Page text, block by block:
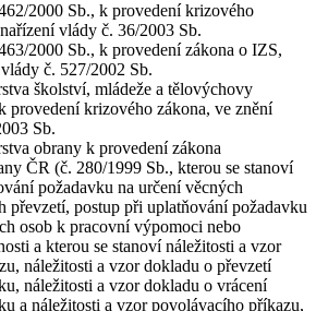
2000 Sb., k provedení krizového
vlády č. 36/2003 Sb.
2000 Sb., k provedení zákona o IZS,
č. 527/2002 Sb.
školství, mládeže a tělovýchovy
provedení krizového zákona, ve znění
Sb.
obrany k provedení zákona
ČR (č. 280/1999 Sb., kterou se stanoví
požadavku na určení věcných
převzetí, postup při uplatňování požadavku
osob k pracovní výpomoci nebo
a kterou se stanoví náležitosti a vzor
náležitosti a vzor dokladu o převzetí
náležitosti a vzor dokladu o vrácení
a náležitosti a vzor povolávacího příkazu,